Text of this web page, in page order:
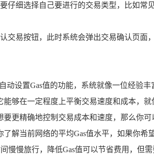
仔细选择自己要进行的交易类型，比如常
交易按钮，此时系统会弹出交易确认页
动设置Gas值的功能，系统就像一位经验
够在一定程度上平衡交易速度和成本，
更精确地控制交易成本和速度，那么你
解当前网络的平均Gas值水平，如果你
慢慢旅行，降低Gas值可以节省费用，但需